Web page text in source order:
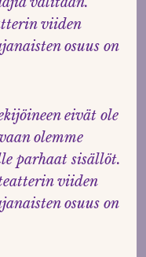
viiden
osuus on
eivät ole
olemme
parhaat sisällöt.
viiden
osuus on